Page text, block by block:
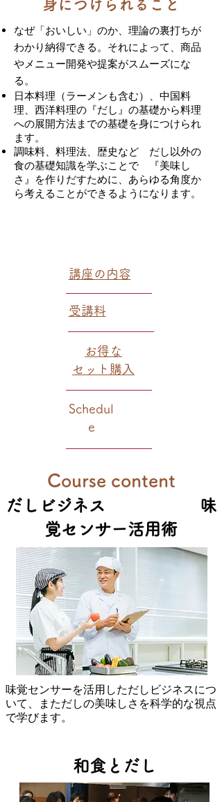
なぜ「おいしい」のか、理論の裏打ちが
わかり納得できる。それによって、商品
やメニュー開発や提案がスムーズにな
る。
日本料理（ラーメンも含む）、中国料
理、西洋料理の『だし』の基礎から料理
への展開方法までの基礎を身につけられ
ます。
​調味料、料理法、歴史など だし以外の
食の基礎知識を学ぶことで 『美味し
さ』を作りだすために、あらゆる角度か
ら考えることができるようになります。
身につけられること
講座の内容
受講料
お得な​
セット購入
Schedul
e
Course content
​だしビジネス 味
覚センサー活用術
味覚センサーを活用しただしビジネスにつ
いて、まただしの美味しさを科学的な視点
で学びます。
和食とだし